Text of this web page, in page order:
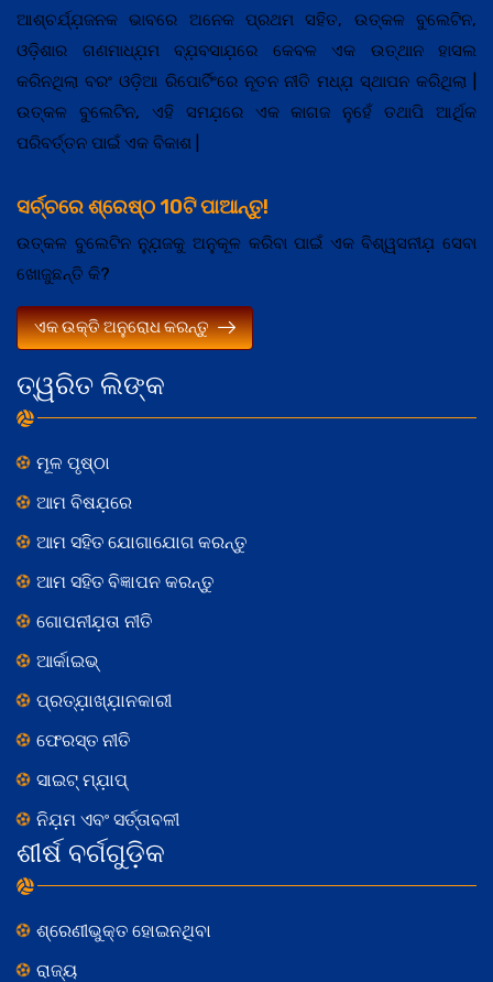
ତ୍ୱରିତ ଲିଙ୍କ
ମୂଳ ପୃଷ୍ଠା
ଆମ ବିଷଯ଼ରେ
ଆମ ସହିତ ଯୋଗାଯୋଗ କରନ୍ତୁ
ଆମ ସହିତ ବିଜ୍ଞାପନ କରନ୍ତୁ
ଗୋପନୀଯ଼ତା ନୀତି
ଆର୍କାଇଭ୍
ପ୍ରତ୍ଯ଼ାଖ୍ଯ଼ାନକାରୀ
ଫେରସ୍ତ ନୀତି
ସାଇଟ୍ ମ୍ଯ଼ାପ୍
ନିଯ଼ମ ଏବଂ ସର୍ତ୍ତାବଳୀ
ଶୀର୍ଷ ବର୍ଗଗୁଡ଼ିକ
ଶ୍ରେଣୀଭୁକ୍ତ ହୋଇନଥିବା
ରାଜ୍ୟ
ଆଶ୍ଚର୍ଯ୍ଯ଼ଜନକ ଭାବରେ ଅନେକ ପ୍ରଥମ ସହିତ, ଉତ୍କଳ ବୁଲେଟିନ,
ଓଡ଼ିଶାର ଗଣମାଧ୍ଯ଼ମ ବ୍ଯ଼ବସାଯ଼ରେ କେବଳ ଏକ ଉତ୍ଥାନ ହାସଲ
କରିନଥିଲା ବରଂ ଓଡ଼ିଆ ରିପୋର୍ଟିଂରେ ନୂତନ ନୀତି ମଧ୍ଯ଼ ସ୍ଥାପନ କରିଥିଲା |
ଉତ୍କଳ ବୁଲେଟିନ, ଏହି ସମଯ଼ରେ ଏକ କାଗଜ ନୁହେଁ ତଥାପି ଆର୍ଥିକ
ପରିବର୍ତ୍ତନ ପାଇଁ ଏକ ବିକାଶ |
ସର୍ଚ୍ଚରେ ଶ୍ରେଷ୍ଠ 10ଟି ପାଆନ୍ତୁ!
ଉତ୍କଳ ବୁଲେଟିନ ନ୍ଯ଼ୁଜକୁ ଅନୁକୂଳ କରିବା ପାଇଁ ଏକ ବିଶ୍ୱସନୀଯ଼ ସେବା
ଖୋଜୁଛନ୍ତି କି?
ଏକ ଉକ୍ତି ଅନୁରୋଧ କରନ୍ତୁ